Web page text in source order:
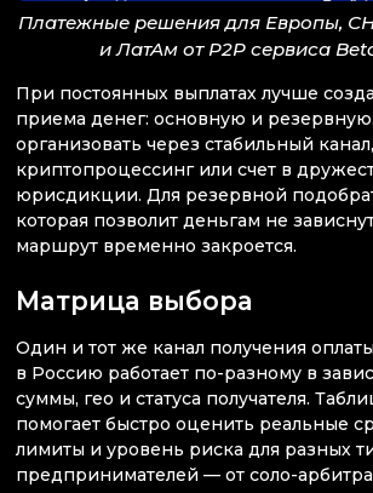
Платежные решения для Европы,
и ЛатАм от P2P сервиса
При постоянных выплатах лучше
приема денег: основную и
организовать через стабильный
криптопроцессинг или счет в
юрисдикции. Для резервной
которая позволит деньгам не
маршрут временно закроется.
Матрица выбора
Один и тот же канал получения
в Россию работает по-разному в
суммы, гео и статуса получателя.
помогает быстро оценить реальные
лимиты и уровень риска для разных
предпринимателей — от соло-